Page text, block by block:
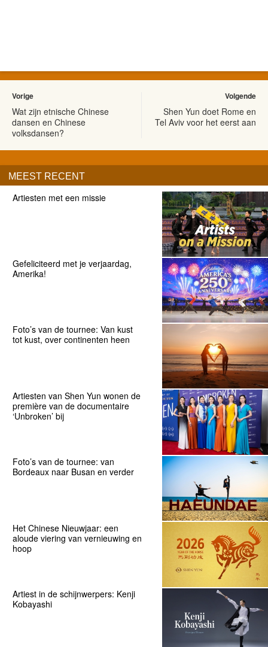
Vorige
Wat zijn etnische Chinese
dansen en Chinese
volksdansen?
Volgende
Shen Yun doet Rome en
Tel Aviv voor het eerst aan
MEEST RECENT
Artiesten met een missie
Gefeliciteerd met je verjaardag,
Amerika!
Foto’s van de tournee: Van kust
tot kust, over continenten heen
Artiesten van Shen Yun wonen de
première van de documentaire
‘Unbroken’ bij
Foto’s van de tournee: van
Bordeaux naar Busan en verder
Het Chinese Nieuwjaar: een
aloude viering van vernieuwing en
hoop
Artiest in de schijnwerpers: Kenji
Kobayashi